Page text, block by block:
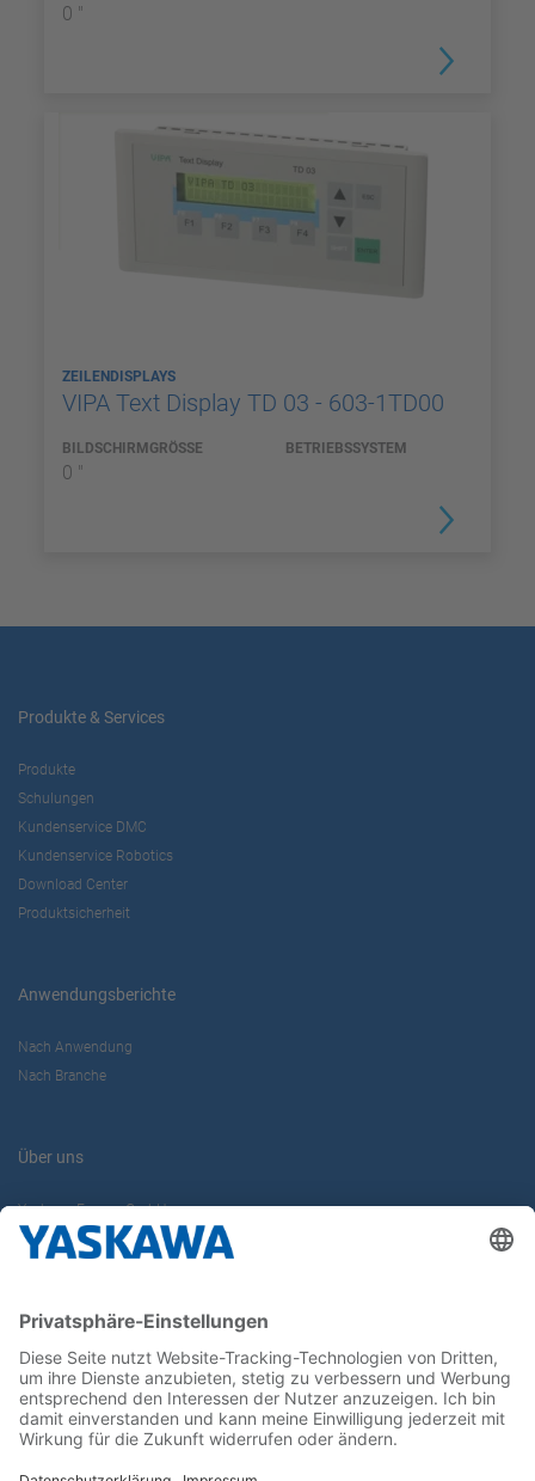
0 "
ZEILENDISPLAYS
VIPA Text Display TD 03 - 603-1TD00
BILDSCHIRMGRÖSSE
0 "
BETRIEBSSYSTEM
Produkte & Services
Produkte
Schulungen
Kundenservice DMC
Kundenservice Robotics
Download Center
Produktsicherheit
Anwendungsberichte
Nach Anwendung
Nach Branche
Über uns
Yaskawa Europe GmbH
Karriere
Newsletter
Follow us on...